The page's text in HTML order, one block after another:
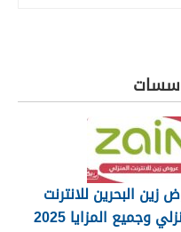
زين البحرين للانترنت
وجميع المزايا 2025